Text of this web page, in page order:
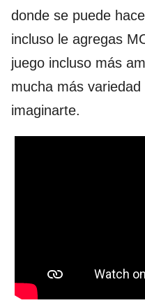
donde se puede
incluso le agregas
juego incluso más
mucha más
imaginarte.